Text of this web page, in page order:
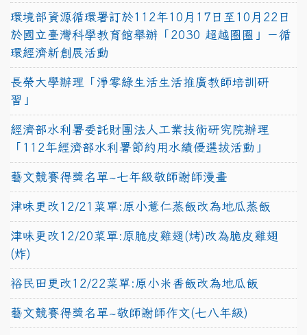
環境部資源循環署訂於112年10月17日至10月22日
於國立臺灣科學教育館舉辦「2030 超越圈圈」－循
環經濟新創展活動
長榮大學辦理「淨零綠生活生活推廣教師培訓研
習」
經濟部水利署委託財團法人工業技術研究院辦理
「112年經濟部水利署節約用水績優選拔活動」
藝文競賽得獎名單~七年級敬師謝師漫畫
津味更改12/21菜單:原小薏仁蒸飯改為地瓜蒸飯
津味更改12/20菜單:原脆皮雞翅(烤)改為脆皮雞翅
(炸)
裕民田更改12/22菜單:原小米香飯改為地瓜飯
藝文競賽得獎名單~敬師謝師作文(七八年級)